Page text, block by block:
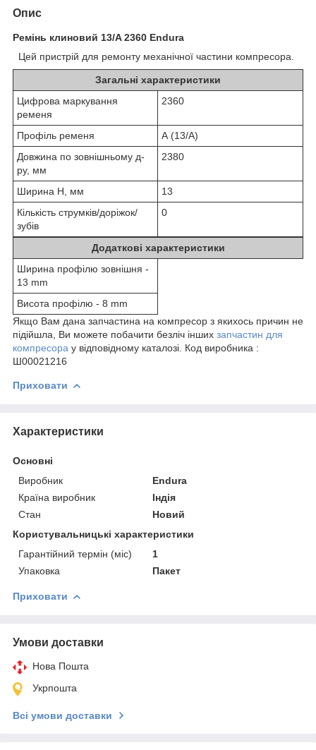
Опис
Ремінь клиновий 13/A 2360 Endura
Цей пристрій для ремонту механічної частини компресора.
Загальні характеристики
Цифрова маркування
ременя
2360
Профіль ременя
А (13/A)
Довжина по зовнішньому д-
ру, мм
2380
Ширина H, мм
13
Кількість струмків/доріжок/
зубів
0
Додаткові характеристики
Ширина профілю зовнішня -
13 mm
Висота профілю - 8 mm
Якщо Вам дана запчастина на компресор з якихось причин не
підійшла, Ви можете побачити безліч інших запчастин для
компресора у відповідному каталозі. Код виробника :
Ш00021216
Приховати
Характеристики
Основні
Виробник
Endura
Країна виробник
Індія
Стан
Новий
Користувальницькі характеристики
Гарантійний термін (міс)
1
Упаковка
Пакет
Приховати
Умови доставки
Нова Пошта
Укрпошта
Всі умови доставки